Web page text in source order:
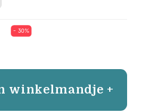
- 30%
winkelmandje +